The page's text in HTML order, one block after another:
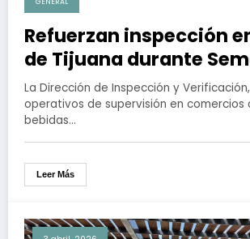
Refuerzan inspección
de Tijuana durante
Santa
La Dirección de Inspección y
operativos de supervisión en comercios
bebidas…
Leer Más